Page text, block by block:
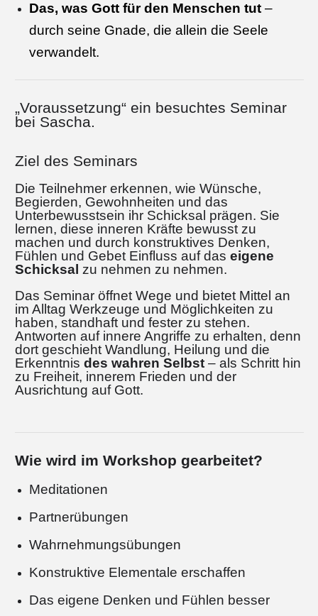
Das, was Gott für den Menschen tut –
durch seine Gnade, die allein die Seele
verwandelt.
„Voraussetzung“ ein besuchtes Seminar
bei Sascha.
Ziel des Seminars
Die Teilnehmer erkennen, wie Wünsche,
Begierden, Gewohnheiten und das
Unterbewusstsein ihr Schicksal prägen. Sie
lernen, diese inneren Kräfte bewusst zu
machen und durch konstruktives Denken,
Fühlen und Gebet Einfluss auf das eigene
Schicksal zu nehmen zu nehmen.
Das Seminar öffnet Wege und bietet Mittel an
im Alltag Werkzeuge und Möglichkeiten zu
haben, standhaft und fester zu stehen.
Antworten auf innere Angriffe zu erhalten, denn
dort geschieht Wandlung, Heilung und die
Erkenntnis des wahren Selbst – als Schritt hin
zu Freiheit, innerem Frieden und der
Ausrichtung auf Gott.
Wie wird im Workshop gearbeitet?
Meditationen
Partnerübungen
Wahrnehmungsübungen
Konstruktive Elementale erschaffen
Das eigene Denken und Fühlen besser